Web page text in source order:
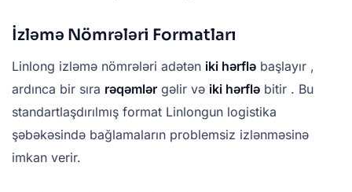
İzləmə Nömrələri Formatları
Linlong izləmə nömrələri adətən iki hərflə başlayır ,
ardınca bir sıra rəqəmlər gəlir və iki hərflə bitir . Bu
standartlaşdırılmış format Linlongun logistika
şəbəkəsində bağlamaların problemsiz izlənməsinə
imkan verir.